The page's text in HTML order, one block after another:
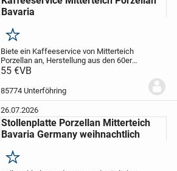
Bavaria
Merken
Biete ein Kaffeeservice von Mitterteich
Porzellan an, Herstellung aus den 60er
Jahren, Verziert mit rosa Rosen und
Kaffeekanne, 9 Tassen, 9 Unterteller,
Milch &...
55 €VB
85774 Unterföhring
26.07.2026
Stollenplatte Porzellan Mitterteich
Bavaria Germany weihnachtlich
Merken